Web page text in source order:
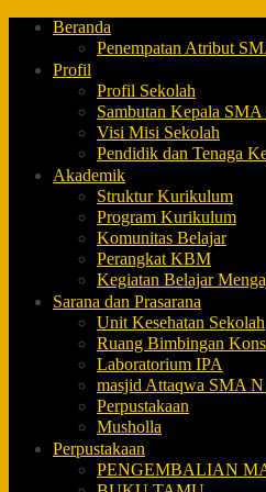
Beranda
Penempatan Atribut
Profil
Profil Sekolah
Sambutan Kepala
Visi Misi Sekolah
Pendidik dan Tenaga
Akademik
Struktur Kurikulum
Program Kurikulum
Komunitas Belajar
Perangkat KBM
Kegiatan Belajar
Sarana dan Prasarana
Unit Kesehatan Sekolah
Ruang Bimbingan
Laboratorium IPA
masjid Attaqwa SMA N
Perpustakaan
Musholla
Perpustakaan
PENGEMBALIAN